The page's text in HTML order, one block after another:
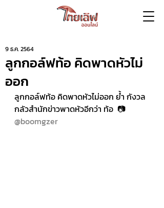
ลูกกอล์ฟท้อ คิดพาดหัวไม่
ออก
9 ธ.ค. 2564
ลูกกอล์ฟท้อ คิดพาดหัวไม่ออก ย้ำ กังวล
กลัวสำนักข่าวพาดหัวอีกว่า ท้อ  📷
@boomgzer